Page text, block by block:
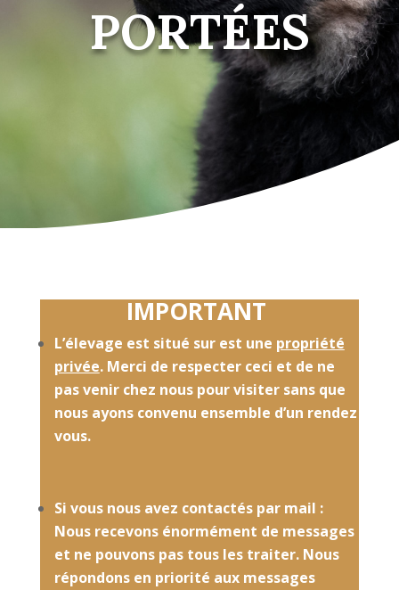
PORTÉES
IMPORTANT
L’élevage est situé sur est une propriété
privée. Merci de respecter ceci et de ne
pas venir chez nous pour visiter sans que
nous ayons convenu ensemble d’un rendez
vous.
Si vous nous avez contactés par mail :
Nous recevons énormément de messages
et ne pouvons pas tous les traiter. Nous
répondons en priorité aux messages